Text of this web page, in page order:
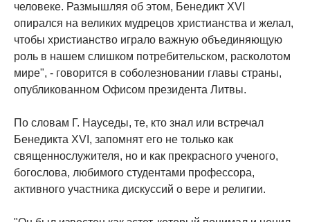
человеке. Размышляя об этом, Бенедикт XVI
опирался на великих мудрецов христианства и желал,
чтобы христианство играло важную объединяющую
роль в нашем слишком потребительском, расколотом
мире", - говорится в соболезновании главы страны,
опубликованном Офисом президента Литвы.
По словам Г. Науседы, те, кто знал или встречал
Бенедикта XVI, запомнят его не только как
священнослужителя, но и как прекрасного ученого,
богослова, любимого студентами профессора,
активного участника дискуссий о вере и религии.